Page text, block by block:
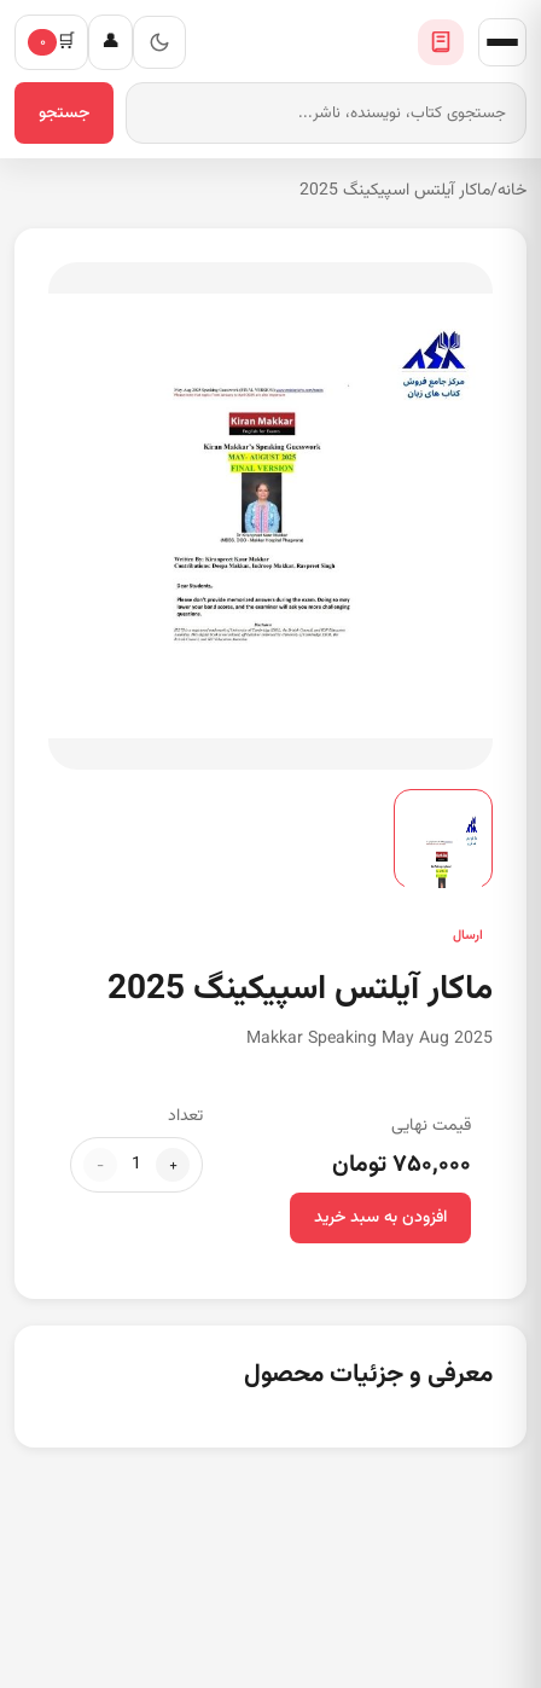
جستجو
👤
🛒 ۰
خانه/ماکار آیلتس اسپیکینگ 2025
ارسال
ماکار آیلتس اسپیکینگ 2025
Makkar Speaking May Aug 2025
قیمت نهایی
۷۵۰,۰۰۰ تومان
تعداد
+
-
افزودن به سبد خرید
معرفی و جزئیات محصول